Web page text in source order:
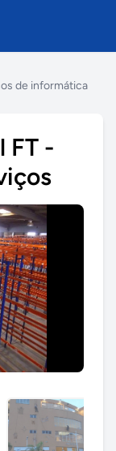
de informática
FT -